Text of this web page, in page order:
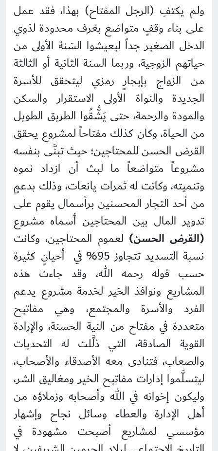
ولم يكتفِ (الرجل المفتاح) بهذا، فقد عمل
على بناء وقفٍ متواضع بغرف محدودة لذوي
الدخل الصغير جداً ليعيشوا السَنة الأولى من
حياتهم الزوجية، وربما السنة الثانية أو الثالثة
من الزواج بإيجارٍ رمزي ليتحقق للأسرة
الجديدة والنواة الأولى الاستقرار والسكن
والمودة والرحمة، حتى يَشُّقُوا الطريق الطويل
من الحياة. وكان كذلك مفتاحاً لمشروع يحقق
القرض الحسن للمحتاجين؛ حيث تبنَّى بنفسه
مشروعاً متواضعاً ما لبث أن ازداد نموه
وتنميته، وكانت له ثمرات يانعات، وذلك بدعمٍ
من أحد التجار المحسنين برأسمال يقوم على
تدوير المال بين المحتاجين أسماه مشروع
(القرض الحسن) لعموم المحتاجين، وكانت
نسبة التسديد تتجاوز 95% في أحيانٍ كثيرة
حسب قوله رحمه الله، وقد جاءت هذه
المشاريع ونوافذ الخير لخدمة مشروع يدعم
الفرد والأسرة والمجتمع، وهي مفاتيح
متعددة في مفتاح من النية الحسنة، والإرادة
القوية الصادقة، التي ذلَّلت له التحديات
والصعاب، فتنادى معه الأصدقاء والأصحاب،
ليتسلَّموا إدارات مفاتيح الخير ومغاليق الشر،
وليكون إخوانه في الله وأصحابه وزملاؤه من
أهل الإدارة والعطاء وسائل نجاح وإشهار
مؤسسي لمشاريع أصبحت مشهودة في